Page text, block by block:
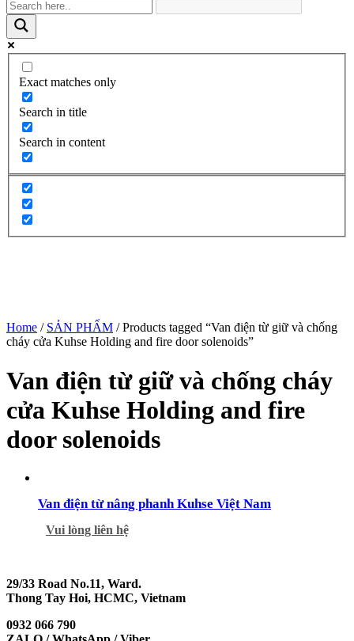
Exact matches only
Search in title
Search in content
Home / SẢN PHẨM / Products tagged “Van điện từ giữ và chống
cháy cửa Kuhse Holding and fire door solenoids”
Van điện từ giữ và chống cháy
cửa Kuhse Holding and fire
door solenoids
Van điện từ nâng phanh Kuhse Việt Nam
Vui lòng liên hệ
29/33 Road No.11, Ward.
Thong Tay Hoi, HCMC, Vietnam
0932 066 790